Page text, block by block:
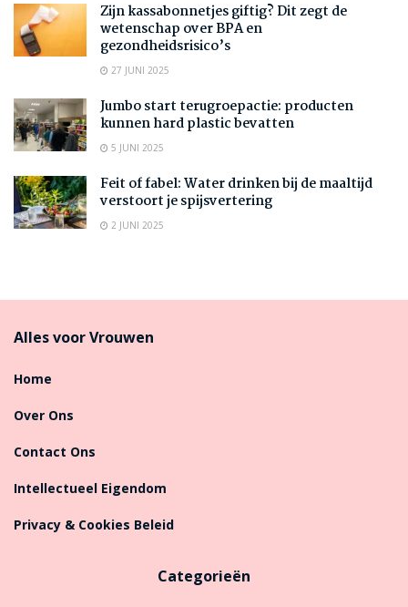
Zijn kassabonnetjes giftig? Dit zegt de
wetenschap over BPA en
gezondheidsrisico’s
27 JUNI 2025
Jumbo start terugroepactie: producten
kunnen hard plastic bevatten
5 JUNI 2025
Feit of fabel: Water drinken bij de maaltijd
verstoort je spijsvertering
2 JUNI 2025
Alles voor Vrouwen
Home
Over Ons
Contact Ons
Intellectueel Eigendom
Privacy & Cookies Beleid
Categorieën